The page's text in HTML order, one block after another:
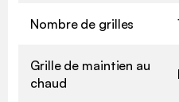
Nombre de grilles
Grille de maintien au
chaud